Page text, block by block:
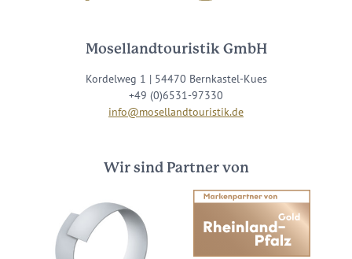
Mosellandtouristik GmbH
Kordelweg 1 | 54470 Bernkastel-Kues
+49 (0)6531-97330
info@mosellandtouristik.de
Wir sind Partner von